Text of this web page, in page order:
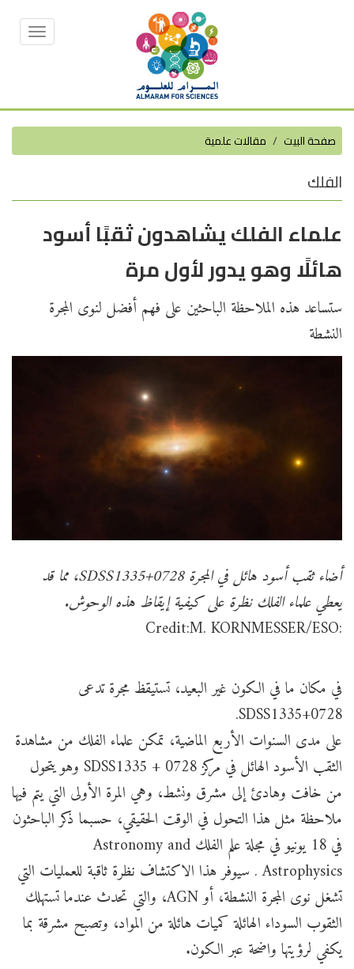
Toggle
صفحة البيت مقالات علمية
الفلك
علماء الفلك يشاهدون ثقبًا أسود
هائلًا وهو يدور لأول مرة
ستساعد هذه الملاحظة الباحثين على فهم أفضل لنوى المجرة
النشطة
أضاء ثقب أسود هائل في المجرة SDSS1335+0728، مما قد
يعطي علماء الفلك نظرة على كيفية إيقاظ هذه الوحوش.
:Credit:M. KORNMESSER/ESO
في مكان ما في الكون غير البعيد، تستيقظ مجرة تدعى
SDSS1335+0728.
على مدى السنوات الأربع الماضية، تمكن علماء الفلك من مشاهدة
الثقب الأسود الهائل في مركز SDSS1335 + 0728 وهو يتحول
من خافت وهادئ إلى مشرق ونشط، وهي المرة الأولى التي يتم فيها
ملاحظة مثل هذا التحول في الوقت الحقيقي، حسبما ذكر الباحثون
في 18 يونيو في مجلة علم الفلك Astronomy and
Astrophysics . سيوفر هذا الاكتشاف نظرة ثاقبة للعمليات التي
تشغل نوى المجرة النشطة، أو AGN، والتي تحدث عندما تستهلك
الثقوب السوداء الهائلة كميات هائلة من المواد، وتصبح مشرقة بما
يكفي لرؤيتها واضحة عبر الكون.